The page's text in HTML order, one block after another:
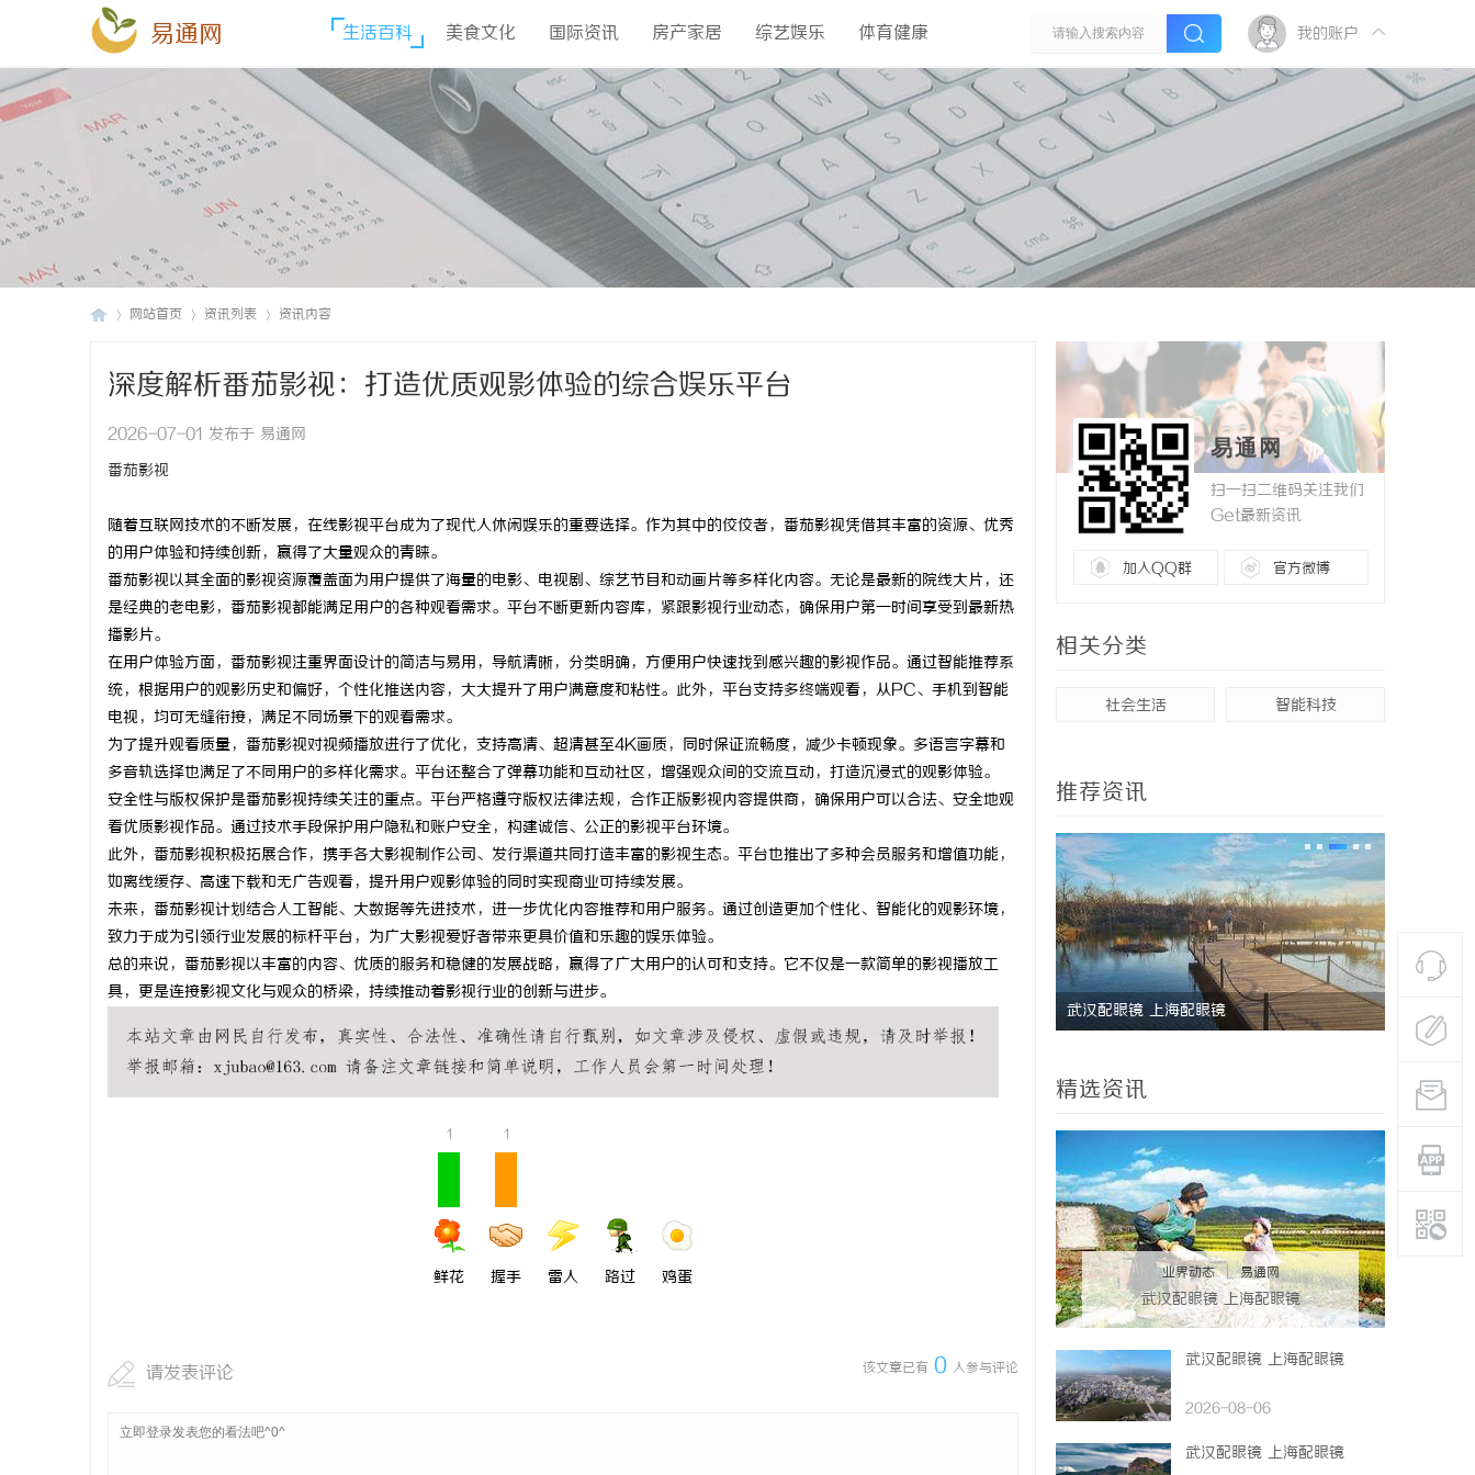
易通网 生活百科 美食文化 国际资讯 房产家居 综艺娱乐 体育健康 我的账户
网站首页 资讯列表 资讯内容
深度解析番茄影视：打造优质观影体验的综合娱乐平台
2026-07-01 发布于 易通网
番茄影视
随着互联网技术的不断发展，在线影视平台成为了现代人休闲娱乐的重要选择。作为其中的佼佼者，番茄影视凭借其丰富的资源、优秀
的用户体验和持续创新，赢得了大量观众的青睐。
番茄影视以其全面的影视资源覆盖面为用户提供了海量的电影、电视剧、综艺节目和动画片等多样化内容。无论是最新的院线大片，还
是经典的老电影，番茄影视都能满足用户的各种观看需求。平台不断更新内容库，紧跟影视行业动态，确保用户第一时间享受到最新热
播影片。
在用户体验方面，番茄影视注重界面设计的简洁与易用，导航清晰，分类明确，方便用户快速找到感兴趣的影视作品。通过智能推荐系
统，根据用户的观影历史和偏好，个性化推送内容，大大提升了用户满意度和粘性。此外，平台支持多终端观看，从PC、手机到智能
电视，均可无缝衔接，满足不同场景下的观看需求。
为了提升观看质量，番茄影视对视频播放进行了优化，支持高清、超清甚至4K画质，同时保证流畅度，减少卡顿现象。多语言字幕和
多音轨选择也满足了不同用户的多样化需求。平台还整合了弹幕功能和互动社区，增强观众间的交流互动，打造沉浸式的观影体验。
安全性与版权保护是番茄影视持续关注的重点。平台严格遵守版权法律法规，合作正版影视内容提供商，确保用户可以合法、安全地观
看优质影视作品。通过技术手段保护用户隐私和账户安全，构建诚信、公正的影视平台环境。
此外，番茄影视积极拓展合作，携手各大影视制作公司、发行渠道共同打造丰富的影视生态。平台也推出了多种会员服务和增值功能，
如离线缓存、高速下载和无广告观看，提升用户观影体验的同时实现商业可持续发展。
未来，番茄影视计划结合人工智能、大数据等先进技术，进一步优化内容推荐和用户服务。通过创造更加个性化、智能化的观影环境，
致力于成为引领行业发展的标杆平台，为广大影视爱好者带来更具价值和乐趣的娱乐体验。
总的来说，番茄影视以丰富的内容、优质的服务和稳健的发展战略，赢得了广大用户的认可和支持。它不仅是一款简单的影视播放工
具，更是连接影视文化与观众的桥梁，持续推动着影视行业的创新与进步。
1
鲜花
1
握手 雷人 路过 鸡蛋
该文章已有 0 人参与评论
请发表评论
易通网
扫一扫二维码关注我们
Get最新资讯
加入QQ群 官方微博
相关分类
社会生活 智能科技
推荐资讯
麻花影视：打造中国喜剧影视新高地的创新典
范
全面解析2828电影网——全方位提升你的观
影体验平台
武汉配眼镜 上海配眼镜 八哥电影
台解析
精选资讯
业界动态 | 易通网
武汉配眼镜 上海配眼镜
武汉配眼镜 上海配眼镜
2026-08-06
武汉配眼镜 上海配眼镜